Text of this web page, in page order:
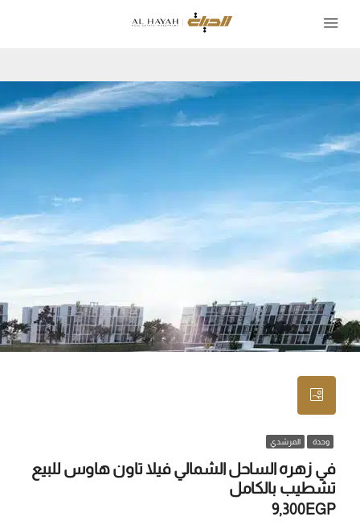
وحدة المرشدي
في زهره الساحل الشمالي فيلا تاون هاوس للبيع
تشطيب بالكامل
9,300EGP